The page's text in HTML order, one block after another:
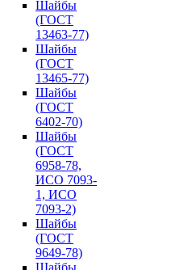
Шайбы
(ГОСТ
13463-77)
Шайбы
(ГОСТ
13465-77)
Шайбы
(ГОСТ
6402-70)
Шайбы
(ГОСТ
6958-78,
ИСО 7093-
1, ИСО
7093-2)
Шайбы
(ГОСТ
9649-78)
Шайбы